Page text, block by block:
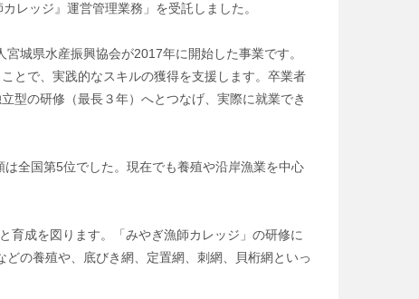
レッジ』運営管理業務」を受託しました。
城県水産振興協会が2017年に開始した事業です。
とで、実践的なスキルの獲得を支援します。卒業者
型の研修（最長３年）へとつなげ、実際に就業でき
全国第5位でした。現在でも養殖や沿岸漁業を中心
育成を図ります。「みやぎ漁師カレッジ」の研修に
の養殖や、底びき網、定置網、刺網、貝桁網といっ